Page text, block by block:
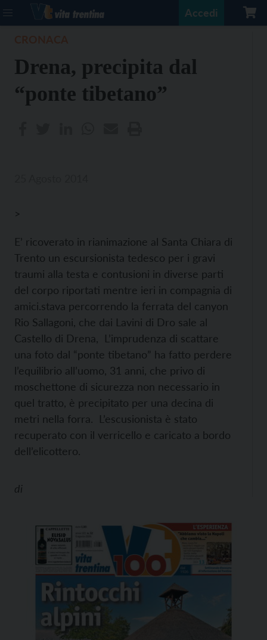
Accedi
Drena, precipita dal
“ponte tibetano”
>
E’ ricoverato in rianimazione al Santa Chiara di
Trento un escursionista tedesco per i gravi
traumi alla testa e contusioni in diverse parti
del corpo riportati mentre ieri in compagnia di
amici.stava percorrendo la ferrata del canyon
Rio Sallagoni, che dai Lavini di Dro sale al
Castello di Drena, L’imprudenza di scattare
una foto dal “ponte tibetano” ha fatto perdere
l’equilibrio all’uomo, 31 anni, che privo di
moschettone di sicurezza non necessario in
quel tratto, è precipitato per una decina di
metri nella forra. L’escusionista è stato
recuperato con il verricello e caricato a bordo
dell’elicottero.
di